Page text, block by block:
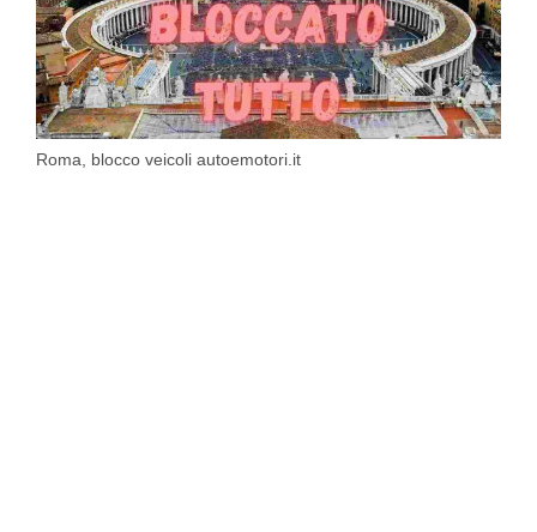
Roma, blocco veicoli autoemotori.it